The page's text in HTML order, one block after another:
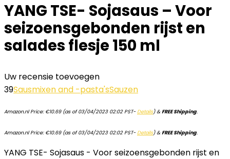
YANG TSE- Sojasaus – Voor
seizoensgebonden rijst en
salades flesje 150 ml
Uw recensie toevoegen
39Sausmixen and -pasta'sSauzen
Amazon.nl Price: €10.69(as of 03/04/2023 02:02 PST-Details)&FREE Shipping.
Amazon.nl Price: €10.69(as of 03/04/2023 02:02 PST-Details)&FREE Shipping.
YANG TSE- Sojasaus - Voor seizoensgebonden rijst en